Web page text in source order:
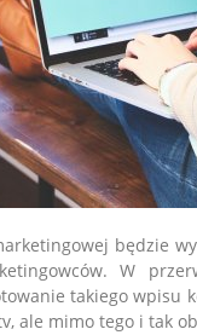
będzie
W
takiego wpisu
ale mimo tego i tak